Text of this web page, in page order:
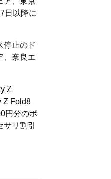
日以降に
停止のド
、奈良エ
Z
Z Fold8
円分のポ
リ割引